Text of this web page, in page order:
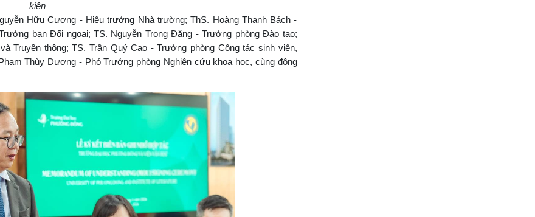
kiện
Hữu Cương - Hiệu trưởng Nhà trường; ThS. Hoàng Thanh Bách -
ban Đối ngoại; TS. Nguyễn Trọng Đặng - Trưởng phòng Đào tạo;
Truyền thông; TS. Trần Quý Cao - Trưởng phòng Công tác sinh viên,
Thùy Dương - Phó Trưởng phòng Nghiên cứu khoa học, cùng đông